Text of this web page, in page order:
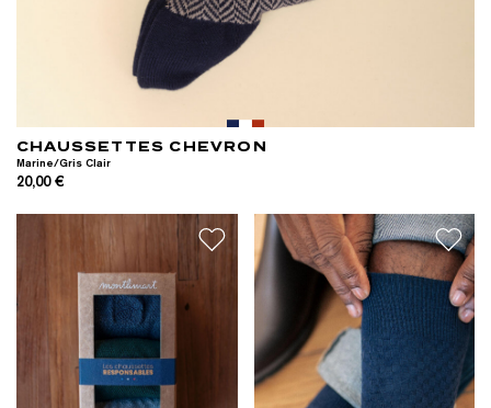
CHAUSSETTES CHEVRON
Marine/Gris Clair
20,00 €